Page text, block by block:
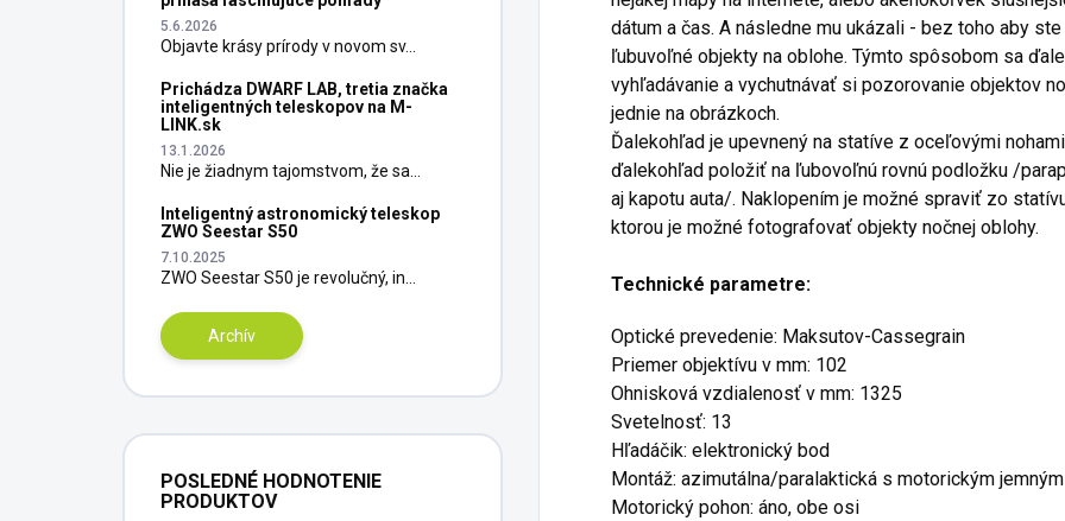
5.6.2026
Objavte krásy prírody v novom sv...
Prichádza DWARF LAB, tretia značka
inteligentných teleskopov na M-
LINK.sk
13.1.2026
Nie je žiadnym tajomstvom, že sa...
Inteligentný astronomický teleskop
ZWO Seestar S50
7.10.2025
ZWO Seestar S50 je revolučný, in...
Archív
POSLEDNÉ HODNOTENIE
PRODUKTOV
dátum a čas. A následne mu ukázali - bez toho aby
ľubuvoľné objekty na oblohe. Týmto spôsobom sa
vyhľadávanie a vychutnávať si pozorovanie objektov
jednie na obrázkoch.
Ďalekohľad je upevnený na statíve z oceľovými
ďalekohľad položiť na ľubovoľnú rovnú podložku /
aj kapotu auta/. Naklopením je možné spraviť zo
ktorou je možné fotografovať objekty nočnej oblohy.
Technické parametre:
Optické prevedenie: Maksutov-Cassegrain
Priemer objektívu v mm: 102
Ohnisková vzdialenosť v mm: 1325
Svetelnosť: 13
Hľadáčik: elektronický bod
Montáž: azimutálna/paralaktická s motorickým
Motorický pohon: áno, obe osi